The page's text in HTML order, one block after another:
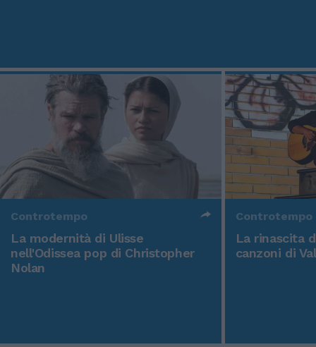
Controtempo
La modernità di Ulisse
nell'Odissea pop di Christopher
Nolan
Controtempo
La rinascita
canzoni di